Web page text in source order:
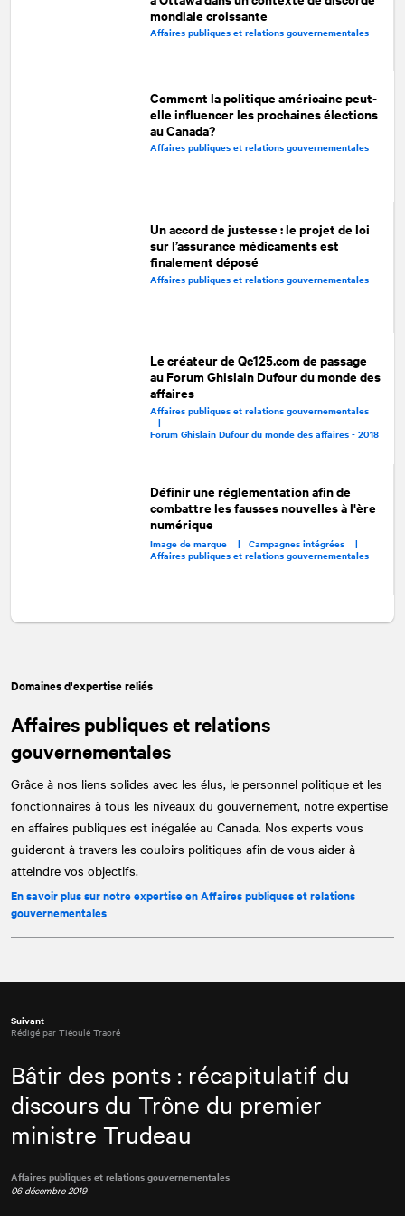
mondiale croissante
Affaires publiques et relations gouvernementales
Comment la politique américaine peut-
elle influencer les prochaines élections
au Canada?
Affaires publiques et relations gouvernementales
Un accord de justesse : le projet de loi
sur l’assurance médicaments est
finalement déposé
Affaires publiques et relations gouvernementales
Le créateur de Qc125.com de passage
au Forum Ghislain Dufour du monde des
affaires
Affaires publiques et relations gouvernementales
|
Forum Ghislain Dufour du monde des affaires - 2018
Définir une réglementation afin de
combattre les fausses nouvelles à l'ère
numérique
Image de marque | Campagnes intégrées |
Affaires publiques et relations gouvernementales
Domaines d'expertise reliés
Affaires publiques et relations
gouvernementales
Grâce à nos liens solides avec les élus, le personnel politique et les
fonctionnaires à tous les niveaux du gouvernement, notre expertise
en affaires publiques est inégalée au Canada. Nos experts vous
guideront à travers les couloirs politiques afin de vous aider à
atteindre vos objectifs.
En savoir plus sur notre expertise en Affaires publiques et relations
gouvernementales
Suivant
Rédigé par Tiéoulé Traoré
Bâtir des ponts : récapitulatif du
discours du Trône du premier
ministre Trudeau
Affaires publiques et relations gouvernementales
06 décembre 2019